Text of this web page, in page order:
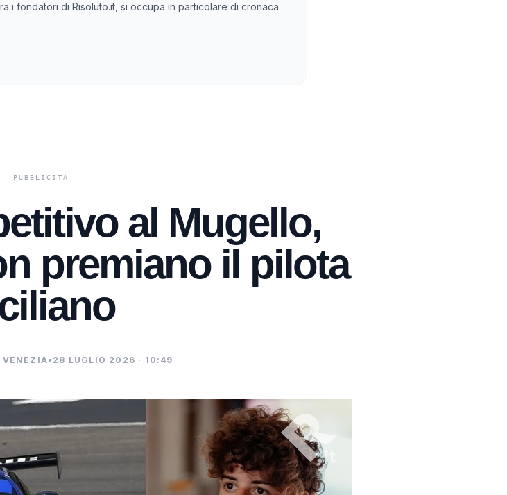
i fondatori di Risoluto.it, si occupa in particolare di cronaca
al Mugello,
premiano il pilota
VENEZIA• 28 LUGLIO 2026 · 10:49